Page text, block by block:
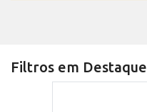
Filtros em Destaque